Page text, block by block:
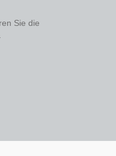
Sie die